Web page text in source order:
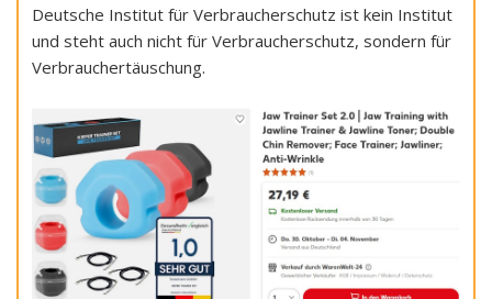
Deutsche Institut für Verbraucherschutz ist kein Institut
und steht auch nicht für Verbraucherschutz, sondern für
Verbrauchertäuschung.